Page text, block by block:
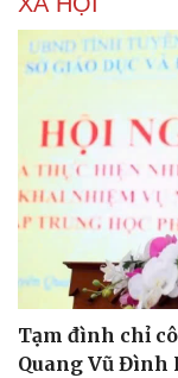
Tạm đình chỉ
Quang Vũ Đình